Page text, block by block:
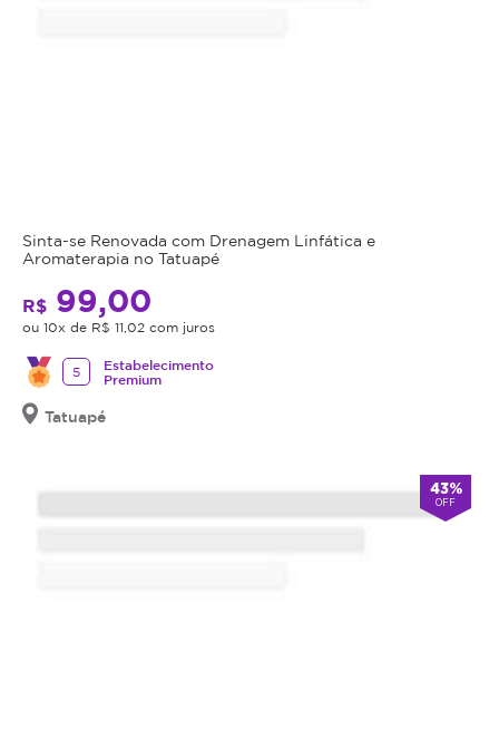
Sinta-se Renovada com Drenagem Linfática e
Aromaterapia no Tatuapé
R$ 99,00
ou 10x de R$ 11,02 com juros
5
Estabelecimento
Premium
Tatuapé
43%
OFF